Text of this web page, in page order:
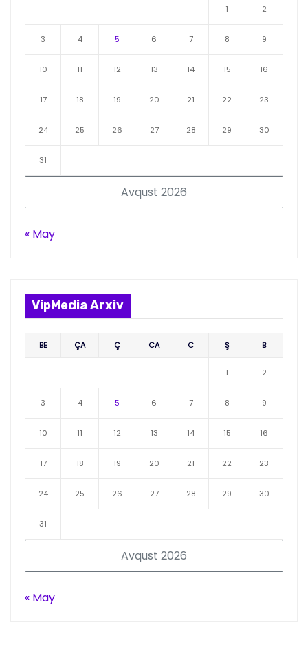
Avqust 2026
1 2
3 4 5 6 7 8 9
10 11 12 13 14 15 16
17 18 19 20 21 22 23
24 25 26 27 28 29 30
31
« May
VipMedia Arxiv
Avqust 2026
BE ÇA Ç CA C Ş B
1 2
3 4 5 6 7 8 9
10 11 12 13 14 15 16
17 18 19 20 21 22 23
24 25 26 27 28 29 30
31
« May